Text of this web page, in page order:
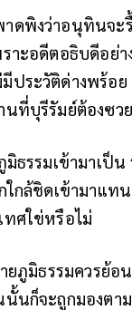
พิงว่าอนุทินจะรื้
าะอดีตอธิบดีอ
ประวัติด่างพร้อ
นที่บุรีรัมย์ต้องซว
มิธรรมเข้ามาเป็
กล้ชิดเข้ามาแท
ทศใข่หรือไม่
ยภูมิธรรมควรย้
นก็จะถูกมองตา